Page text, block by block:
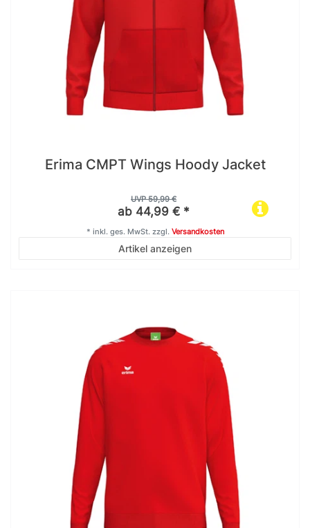
Erima CMPT Wings Hoody Jacket
UVP 59,99 €
ab 44,99 € *
Artikel anzeigen
* inkl. ges. MwSt.zzgl. Versandkosten